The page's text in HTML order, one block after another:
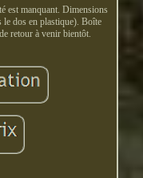
est manquant. Dimensions
dos en plastique). Boîte
retour à venir bientôt.